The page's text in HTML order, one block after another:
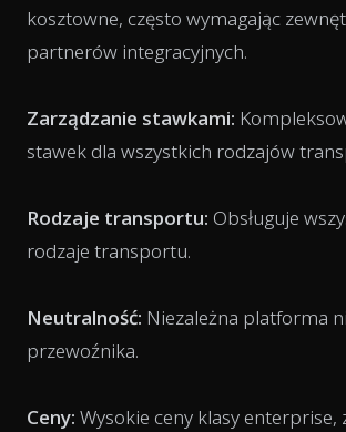
kosztowne, często wymagając
partnerów integracyjnych.
Zarządzanie stawkami:
stawek dla wszystkich rodzajów
Rodzaje transportu: Obsługuje
rodzaje transportu.
Neutralność: Niezależna platforma
przewoźnika.
Ceny: Wysokie ceny klasy enterprise,